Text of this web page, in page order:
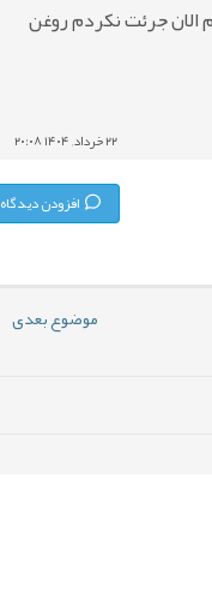
جرئت نکردم روغن
۲۲ خرداد, ۱۴۰۴ ۲۰:۰۸
افزودن دیدگاه
موضوع بعدی